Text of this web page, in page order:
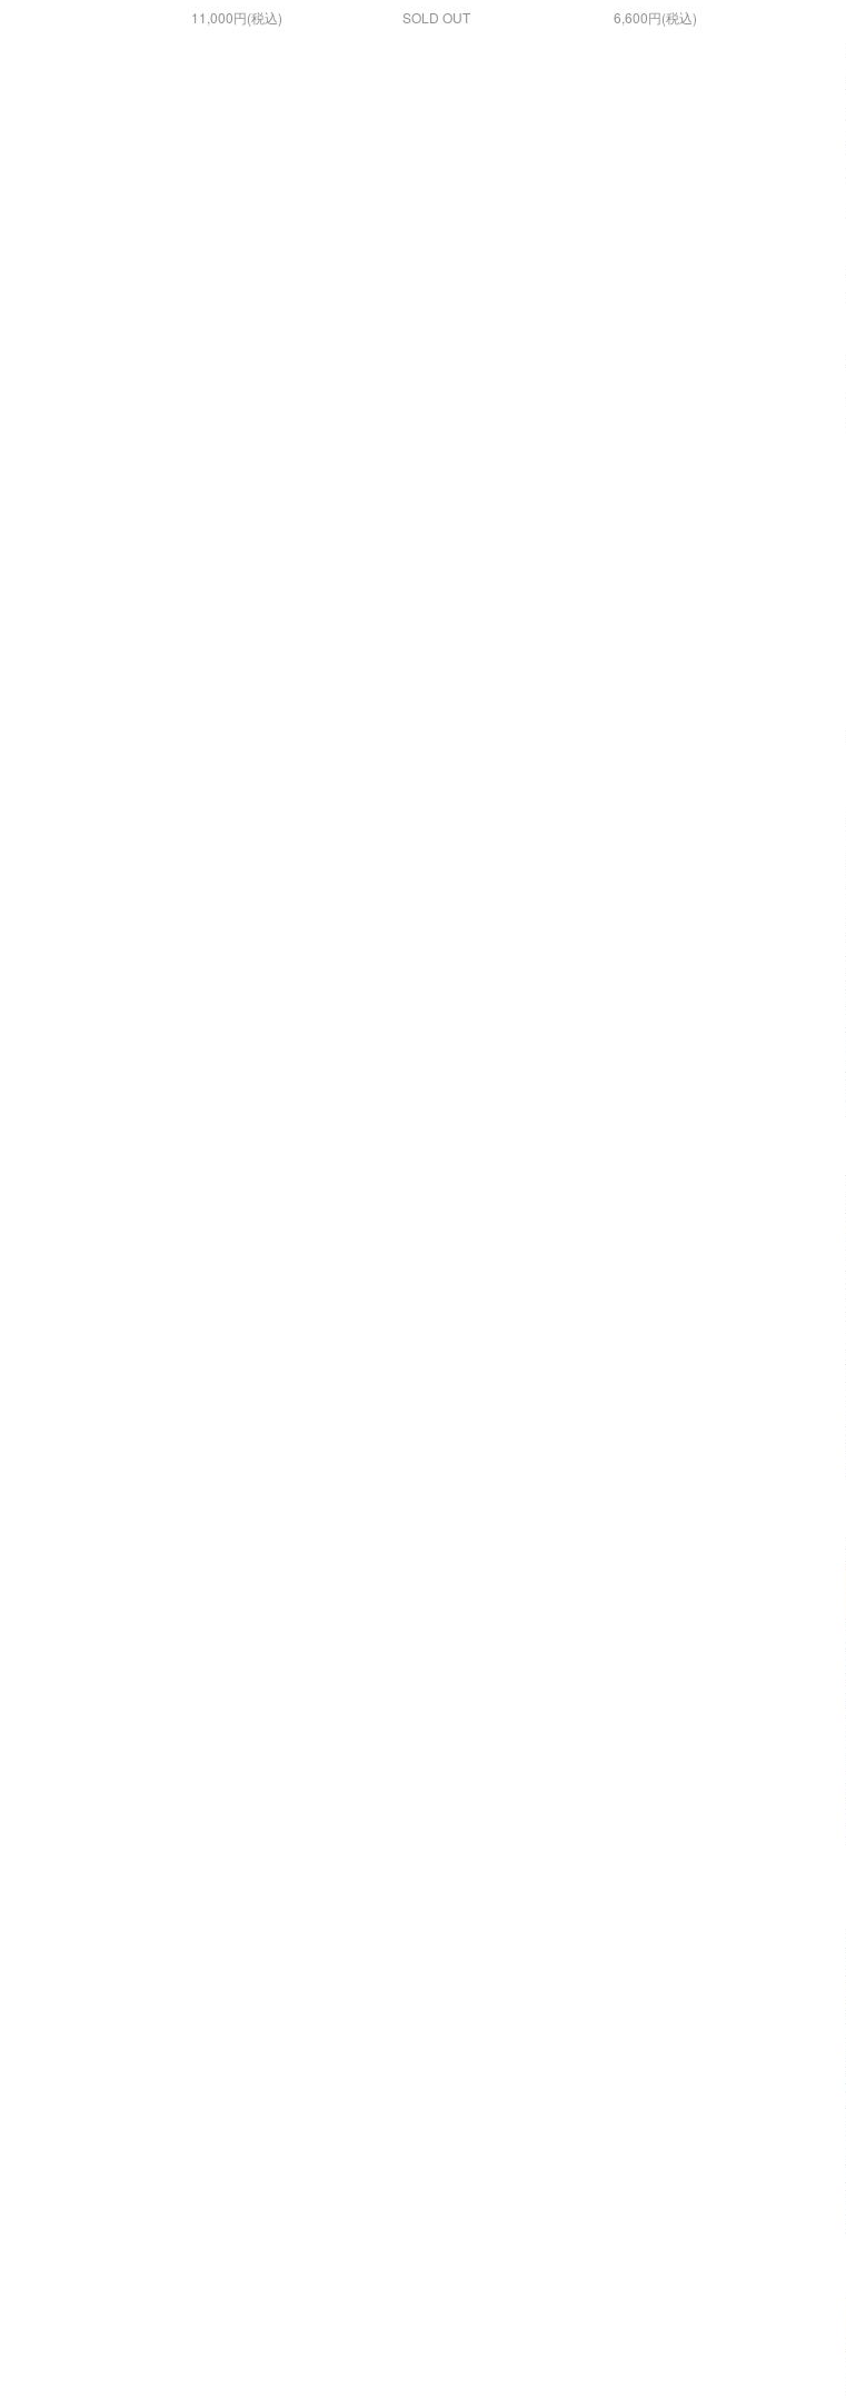
11,000円(税込) SOLD OUT 6,600円(税込)